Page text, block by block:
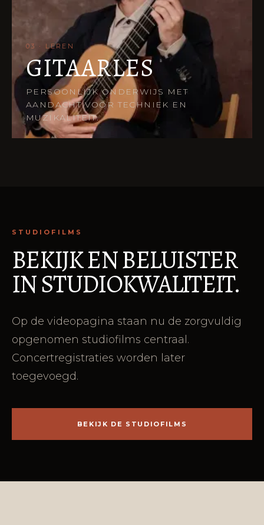
03 · LEREN
GITAARLES
PERSOONLIJK ONDERWIJS MET
AANDACHT VOOR TECHNIEK EN
MUZIKALITEIT.
STUDIOFILMS
BEKIJK EN BELUISTER
IN STUDIOKWALITEIT.
Op de videopagina staan nu de zorgvuldig
opgenomen studiofilms centraal.
Concertregistraties worden later
toegevoegd.
BEKIJK DE STUDIOFILMS